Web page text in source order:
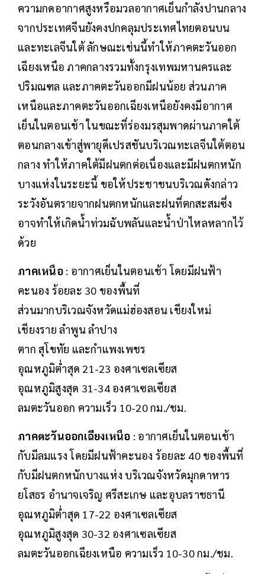
ความกดอากาศสูงหรือมวลอากาศเย็นกำลังปานกลาง
จากประเทศจีนยังคงปกคลุมประเทศไทยตอนบน
และทะเลจีนใต้ ลักษณะเช่นนี้ทำให้ภาคตะวันออก
เฉียงเหนือ ภาคกลางรวมทั้งกรุงเทพมหานครและ
ปริมณฑล และภาคตะวันออกมีฝนน้อย ส่วนภาค
เหนือและภาคตะวันออกเฉียงเหนือยังคงมีอากาศ
เย็นในตอนเช้า ในขณะที่ร่องมรสุมพาดผ่านภาคใต้
ตอนกลางเข้าสู่พายุดีเปรสชันบริเวณทะเลจีนใต้ตอน
กลาง ทำให้ภาคใต้มีฝนตกต่อเนื่องและมีฝนตกหนัก
บางแห่งในระยะนี้ ขอให้ประชาชนบริเวณดังกล่าว
ระวังอันตรายจากฝนตกหนักและฝนที่ตกสะสมซึ่ง
อาจทำให้เกิดน้ำท่วมฉับพลันและน้ำป่าไหลหลากไว้
ด้วย
ภาคเหนือ : อากาศเย็นในตอนเช้า โดยมีฝนฟ้า
คะนอง ร้อยละ 30 ของพื้นที่
ส่วนมากบริเวณจังหวัดแม่ฮ่องสอน เชียงใหม่
เชียงราย ลำพูน ลำปาง
ตาก สุโขทัย และกำแพงเพชร
อุณหภูมิต่ำสุด 21-23 องศาเซลเซียส
อุณหภูมิสูงสุด 31-34 องศาเซลเซียส
ลมตะวันออก ความเร็ว 10-20 กม./ชม.
ภาคตะวันออกเฉียงเหนือ : อากาศเย็นในตอนเช้า
กับมีลมแรง โดยมีฝนฟ้าคะนอง ร้อยละ 40 ของพื้นที่
กับมีฝนตกหนักบางแห่ง บริเวณจังหวัดมุกดาหาร
ยโสธร อำนาจเจริญ ศรีสะเกษ และอุบลราชธานี
อุณหภูมิต่ำสุด 17-22 องศาเซลเซียส
อุณหภูมิสูงสุด 30-32 องศาเซลเซียส
ลมตะวันออกเฉียงเหนือ ความเร็ว 10-30 กม./ชม.